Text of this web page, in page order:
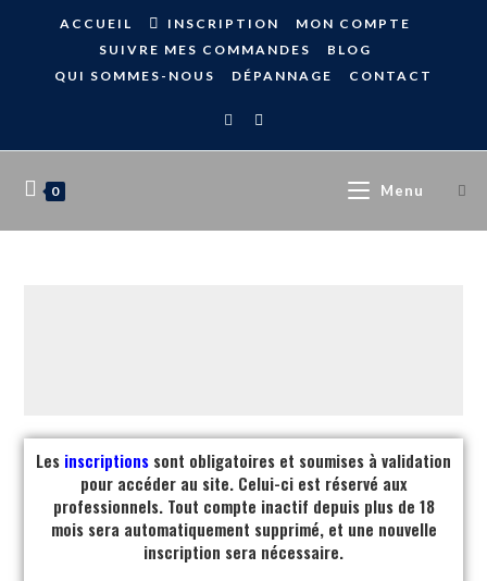
ACCUEIL INSCRIPTION
MON COMPTE
SUIVRE MES COMMANDES
BLOG
QUI SOMMES-NOUS
DÉPANNAGE CONTACT
0 Menu
Les inscriptions sont obligatoires et soumises à validation
pour accéder au site. Celui-ci est réservé aux
professionnels. Tout compte inactif depuis plus de 18
mois sera automatiquement supprimé, et une nouvelle
inscription sera nécessaire.